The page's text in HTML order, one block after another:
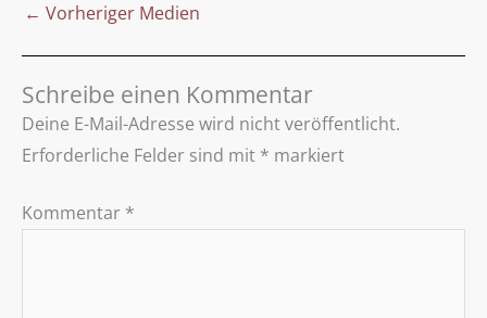
← Vorheriger Medien
Schreibe einen Kommentar
Deine E-Mail-Adresse wird nicht veröffentlicht.
Erforderliche Felder sind mit * markiert
Kommentar *